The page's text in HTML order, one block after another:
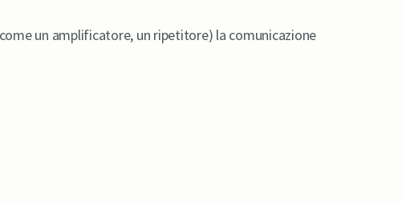
un amplificatore, un ripetitore) la comunicazione